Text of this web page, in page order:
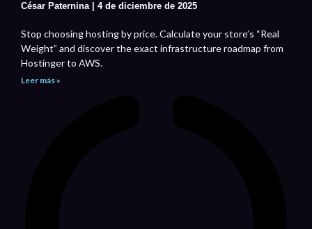
César Paternina 4 de diciembre de 2025
Stop choosing hosting by price. Calculate your store’s “Real
Weight” and discover the exact infrastructure roadmap from
Hostinger to AWS.
Leer más »